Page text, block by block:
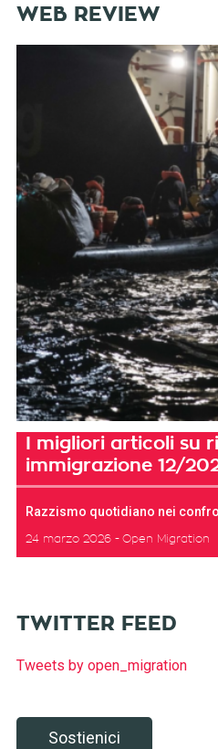
WEB REVIEW
I migliori articoli su
immigrazione 12/
Razzismo quotidiano nei
24 marzo 2026 Open Migration
TWITTER FEED
Tweets by open_migration
Sostienici